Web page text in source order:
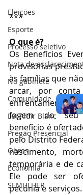
Eleições
Esporte
Processo seletivo
Nota de
No gabinete
Comunidade
Lei Aldir Blanc
Pregão Presencial
Obras
Economia
SEMULHER
***
O que é?
Os Benefícios
provisórias
às famílias que
arcar, por
enfrentamento
fogem do seu
benefício é
pelo Distrito
nascimento,
temporária e de
Ele pode ser
pecúnia e serviços.